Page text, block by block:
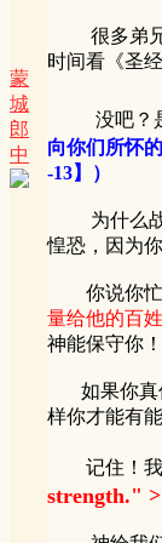
蒙
城
郎
中
很多弟兄姊
时间看《圣
没吧？是
向你们所怀
-13】）
为什么战惊
惶恐，因为
你说你忙啊
量给他的百
神能保守你！
如果你真信
样你才能有
记住！我
strength." >